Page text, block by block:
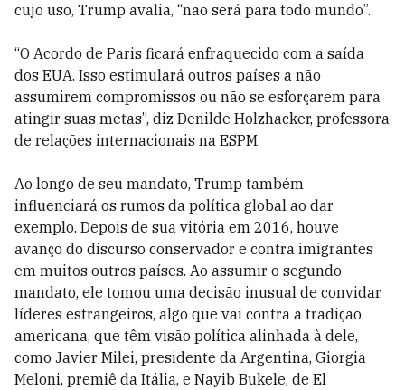
cujo uso, Trump avalia, “não será para todo mundo”.
“O Acordo de Paris ficará enfraquecido com a saída
dos EUA. Isso estimulará outros países a não
assumirem compromissos ou não se esforçarem para
atingir suas metas”, diz Denilde Holzhacker, professora
de relações internacionais na ESPM.
Ao longo de seu mandato, Trump também
influenciará os rumos da política global ao dar
exemplo. Depois de sua vitória em 2016, houve
avanço do discurso conservador e contra imigrantes
em muitos outros países. Ao assumir o segundo
mandato, ele tomou uma decisão inusual de convidar
líderes estrangeiros, algo que vai contra a tradição
americana, que têm visão política alinhada à dele,
como Javier Milei, presidente da Argentina, Giorgia
Meloni, premiê da Itália, e Nayib Bukele, de El